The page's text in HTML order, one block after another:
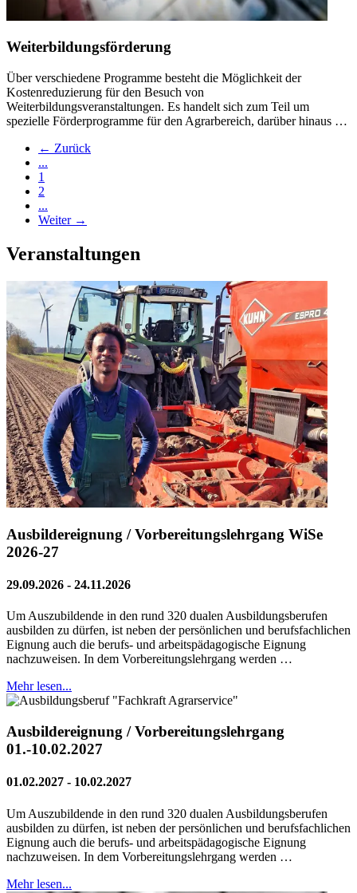
Weiterbildungsförderung
Über verschiedene Programme besteht die Möglichkeit der
Kostenreduzierung für den Besuch von
Weiterbildungsveranstaltungen. Es handelt sich zum Teil um
spezielle Förderprogramme für den Agrarbereich, darüber hinaus …
← Zurück
...
1
2
...
Weiter →
Veranstaltungen
Ausbildereignung / Vorbereitungslehrgang WiSe
2026-27
29.09.2026 - 24.11.2026
Um Auszubildende in den rund 320 dualen Ausbildungsberufen
ausbilden zu dürfen, ist neben der persönlichen und berufsfachlichen
Eignung auch die berufs- und arbeitspädagogische Eignung
nachzuweisen. In dem Vorbereitungslehrgang werden …
Mehr lesen...
Ausbildereignung / Vorbereitungslehrgang
01.-10.02.2027
01.02.2027 - 10.02.2027
Um Auszubildende in den rund 320 dualen Ausbildungsberufen
ausbilden zu dürfen, ist neben der persönlichen und berufsfachlichen
Eignung auch die berufs- und arbeitspädagogische Eignung
nachzuweisen. In dem Vorbereitungslehrgang werden …
Mehr lesen...